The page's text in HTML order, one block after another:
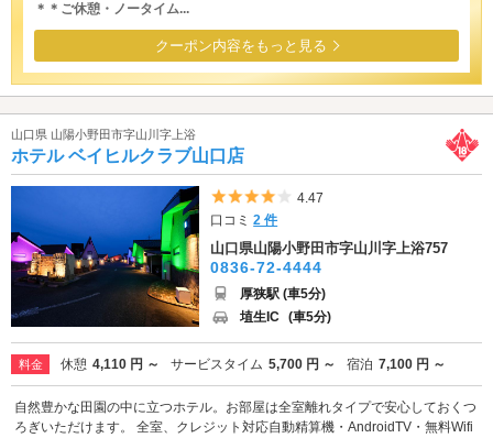
＊＊ご休憩・ノータイム...
クーポン内容をもっと見る
山口県 山陽小野田市字山川字上浴
ホテル ベイヒルクラブ山口店
5つ星のうち4
4.47
口コミ2 件
山口県山陽小野田市字山川字上浴757
0836-72-4444
厚狭駅 (車5分)
埴生IC (車5分)
料金 休憩 4,110 円 ～ サービスタイム 5,700 円 ～ 宿泊 7,100 円 ～
自然豊かな田園の中に立つホテル。お部屋は全室離れタイプで安心しておくつ
ろぎいただけます。 全室、クレジット対応自動精算機・AndroidTV・無料Wifi